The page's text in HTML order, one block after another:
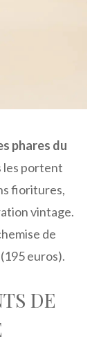
phares du
les portent
fioritures,
vintage.
de
euros).
DE